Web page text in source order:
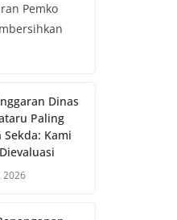
Pemko
Dinas
Paling
Kami
2026